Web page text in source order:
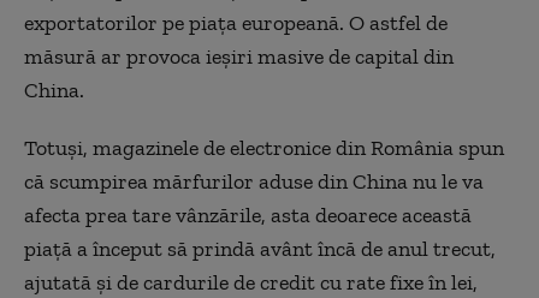
exportatorilor pe piața europeană. O astfel de
măsură ar provoca ieșiri masive de capital din
China.
Totuși, magazinele de electronice din România spun
că scumpirea mărfurilor aduse din China nu le va
afecta prea tare vânzările, asta deoarece această
piață a început să prindă avânt încă de anul trecut,
ajutată și de cardurile de credit cu rate fixe în lei,